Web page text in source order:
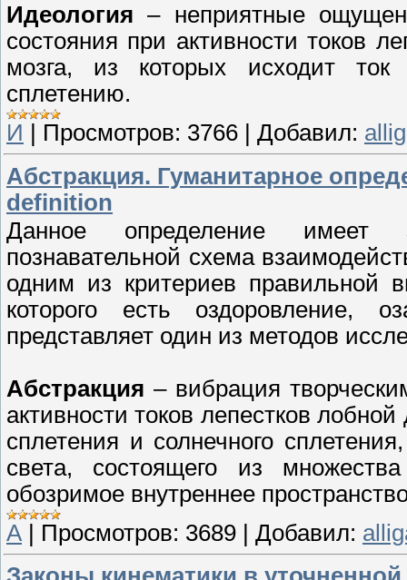
Идеология – неприятные
состояния при активности токов
мозга, из которых исходит
сплетению.
И
Просмотров: 3766 Добавил:
Абстракция. Гуманитарное
definition
Данное определение имеет
познавательной схема
одним из критериев правильной
которого есть оздоровление,
представляет один из методов
Абстракция – вибрация
активности токов лепестков
сплетения и солнечного
света, состоящего из
обозримое внутреннее
А | Просмотров: 3689 | Добавил: